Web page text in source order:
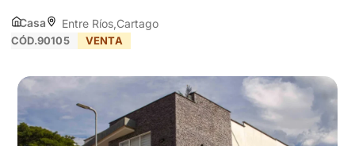
Casa Entre Ríos Cartago
CÓD.90105 VENTA